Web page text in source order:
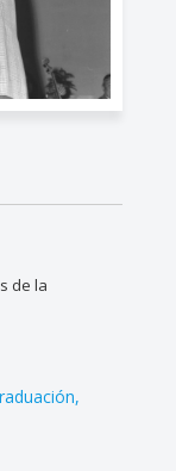
de la